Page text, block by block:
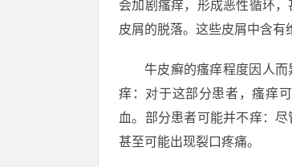
会加剧瘙痒，形成恶性循环
皮屑的脱落。这些皮屑中含有
牛皮癣的瘙痒程度因人
痒：对于这部分患者，瘙痒
血。部分患者可能并不痒：
甚至可能出现裂口疼痛。